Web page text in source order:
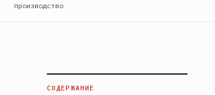
производство
СОДЕРЖАНИЕ